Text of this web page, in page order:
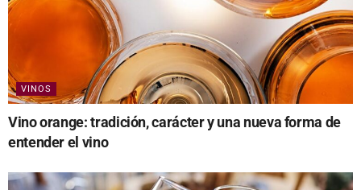
VINOS
Vino orange: tradición, carácter y una nueva forma de
entender el vino